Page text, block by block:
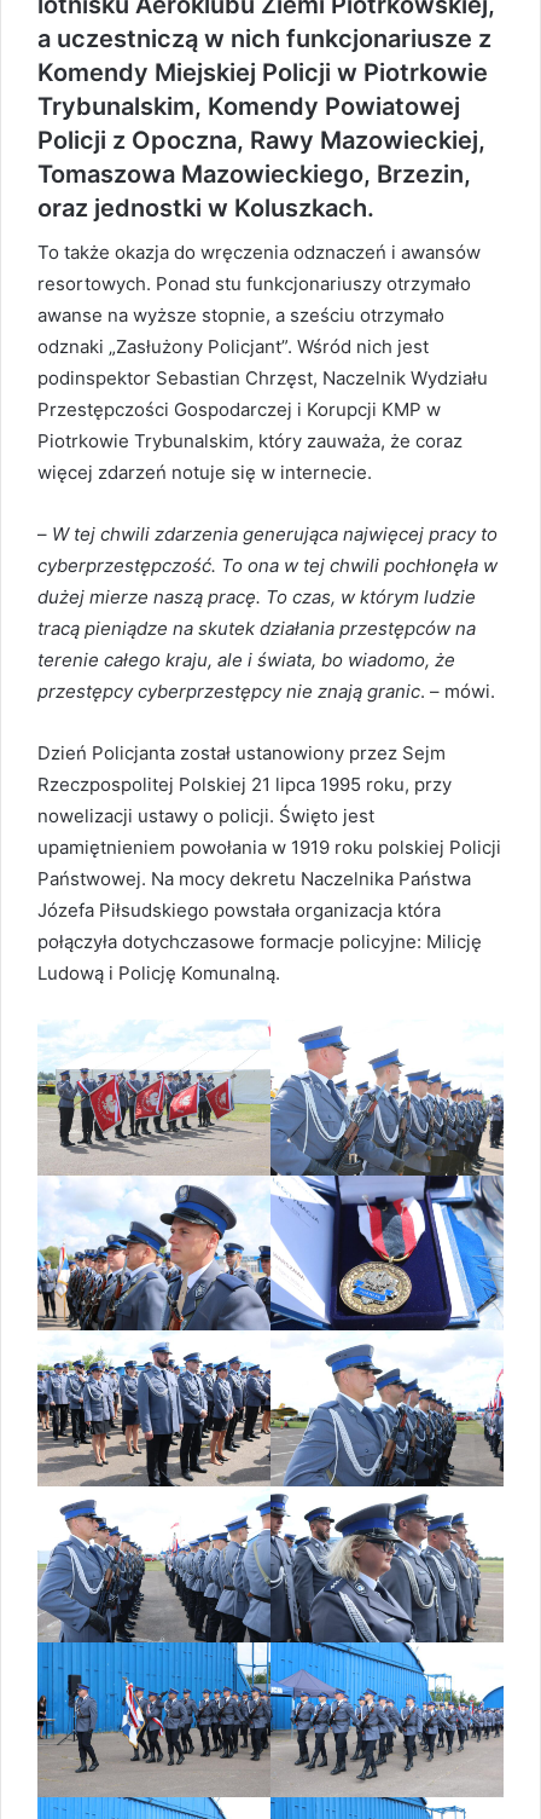
a uczestniczą w nich funkcjonariusze z
Komendy Miejskiej Policji w Piotrkowie
Trybunalskim, Komendy Powiatowej
Policji z Opoczna, Rawy Mazowieckiej,
Tomaszowa Mazowieckiego, Brzezin,
oraz jednostki w Koluszkach.
To także okazja do wręczenia odznaczeń i awansów
resortowych. Ponad stu funkcjonariuszy otrzymało
awanse na wyższe stopnie, a sześciu otrzymało
odznaki „Zasłużony Policjant”. Wśród nich jest
podinspektor Sebastian Chrzęst, Naczelnik Wydziału
Przestępczości Gospodarczej i Korupcji KMP w
Piotrkowie Trybunalskim, który zauważa, że coraz
więcej zdarzeń notuje się w internecie.
– W tej chwili zdarzenia generująca najwięcej pracy to
cyberprzestępczość. To ona w tej chwili pochłonęła w
dużej mierze naszą pracę. To czas, w którym ludzie
tracą pieniądze na skutek działania przestępców na
terenie całego kraju, ale i świata, bo wiadomo, że
przestępcy cyberprzestępcy nie znają granic. – mówi.
Dzień Policjanta został ustanowiony przez Sejm
Rzeczpospolitej Polskiej 21 lipca 1995 roku, przy
nowelizacji ustawy o policji. Święto jest
upamiętnieniem powołania w 1919 roku polskiej Policji
Państwowej. Na mocy dekretu Naczelnika Państwa
Józefa Piłsudskiego powstała organizacja która
połączyła dotychczasowe formacje policyjne: Milicję
Ludową i Policję Komunalną.